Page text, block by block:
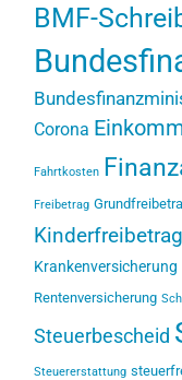
BMF-
Corona
Fahrtkosten
Freibetrag
Kinderfreibetrag
Krankenversicherung
Rentenversicherung
Steuerbescheid
Steuererstattung